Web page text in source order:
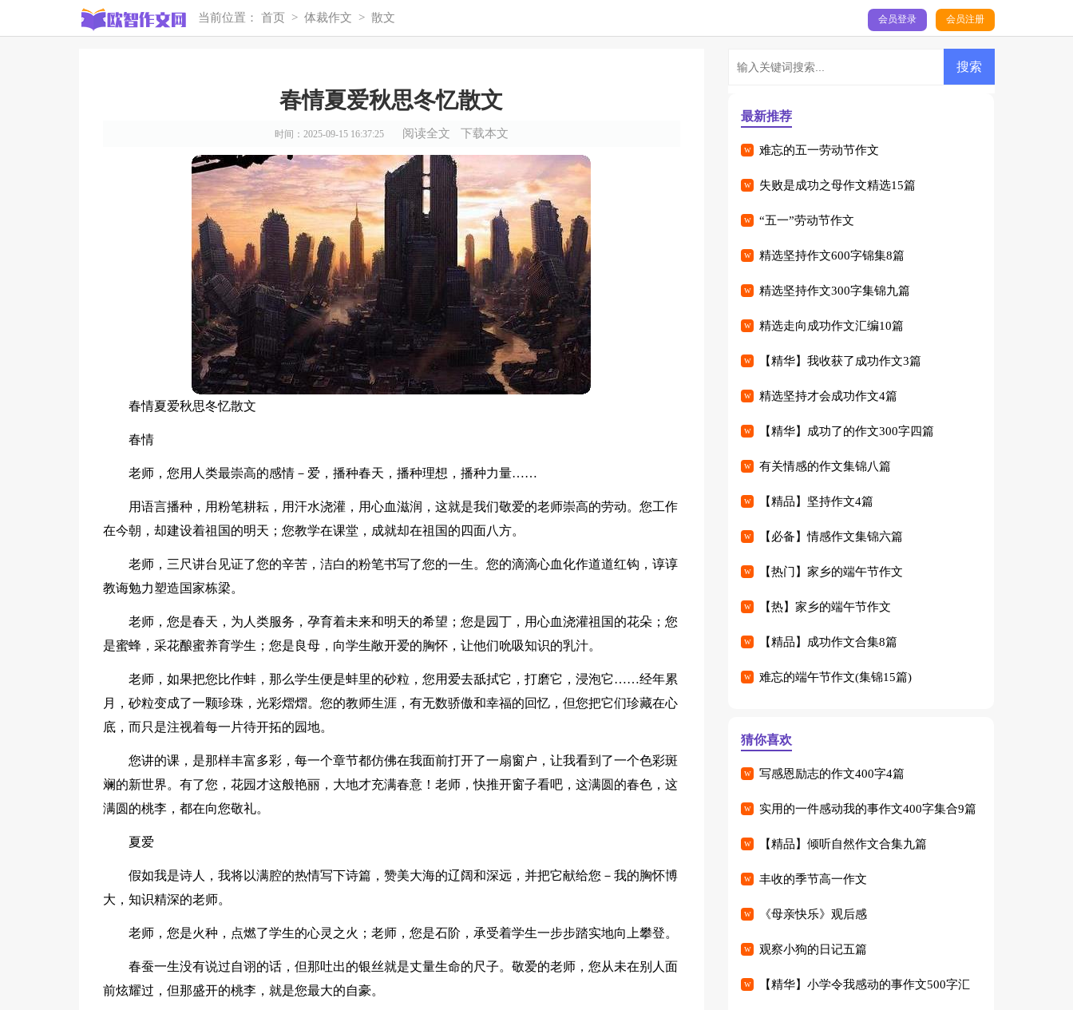
当前位置： 首页 > 体裁作文 > 散文 会员登录 会员注册
春情夏爱秋思冬忆散文
时间：2025-09-15 16:37:25 阅读全文 下载本文
春情夏爱秋思冬忆散文
春情
老师，您用人类最崇高的感情－爱，播种春天，播种理想，播种力量……
用语言播种，用粉笔耕耘，用汗水浇灌，用心血滋润，这就是我们敬爱的老师崇高的劳动。您工作
在今朝，却建设着祖国的明天；您教学在课堂，成就却在祖国的四面八方。
老师，三尺讲台见证了您的辛苦，洁白的粉笔书写了您的一生。您的滴滴心血化作道道红钩，谆谆
教诲勉力塑造国家栋梁。
老师，您是春天，为人类服务，孕育着未来和明天的希望；您是园丁，用心血浇灌祖国的花朵；您
是蜜蜂，采花酿蜜养育学生；您是良母，向学生敞开爱的胸怀，让他们吮吸知识的乳汁。
老师，如果把您比作蚌，那么学生便是蚌里的砂粒，您用爱去舐拭它，打磨它，浸泡它……经年累
月，砂粒变成了一颗珍珠，光彩熠熠。您的教师生涯，有无数骄傲和幸福的回忆，但您把它们珍藏在心
底，而只是注视着每一片待开拓的园地。
您讲的课，是那样丰富多彩，每一个章节都仿佛在我面前打开了一扇窗户，让我看到了一个色彩斑
斓的新世界。有了您，花园才这般艳丽，大地才充满春意！老师，快推开窗子看吧，这满圆的春色，这
满圆的桃李，都在向您敬礼。
夏爱
假如我是诗人，我将以满腔的热情写下诗篇，赞美大海的辽阔和深远，并把它献给您－我的胸怀博
大，知识精深的老师。
老师，您是火种，点燃了学生的心灵之火；老师，您是石阶，承受着学生一步步踏实地向上攀登。
春蚕一生没有说过自诩的话，但那吐出的银丝就是丈量生命的尺子。敬爱的老师，您从未在别人面
前炫耀过，但那盛开的桃李，就是您最大的自豪。
最新推荐
难忘的五一劳动节作文
失败是成功之母作文精选15篇
“五一”劳动节作文
精选坚持作文600字锦集8篇
精选坚持作文300字集锦九篇
精选走向成功作文汇编10篇
【精华】我收获了成功作文3篇
精选坚持才会成功作文4篇
【精华】成功了的作文300字四篇
有关情感的作文集锦八篇
【精品】坚持作文4篇
【必备】情感作文集锦六篇
【热门】家乡的端午节作文
【热】家乡的端午节作文
【精品】成功作文合集8篇
难忘的端午节作文(集锦15篇)
猜你喜欢
写感恩励志的作文400字4篇
实用的一件感动我的事作文400字集合9篇
【精品】倾听自然作文合集九篇
丰收的季节高一作文
《母亲快乐》观后感
观察小狗的日记五篇
【精华】小学令我感动的事作文500字汇